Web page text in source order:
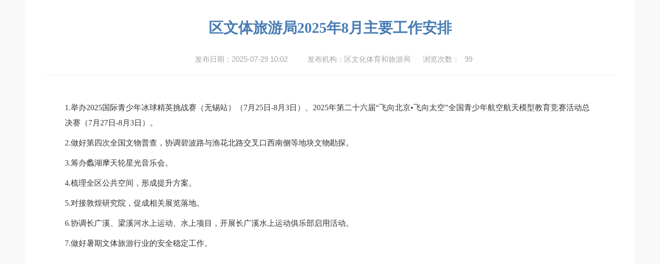
区文体旅游局2025年8月主要工作安排
发布日期：2025-07-29 10:02 发布机构：区文化体育和旅游局 浏览次数： 99
1.举办2025国际青少年冰球精英挑战赛（无锡站）（7月 25日 -8月 3日）、2025年第二十六届“飞向北京•飞向太空”全国青少年航空航天模型教育竞赛活动总
决赛（7月 27日 -8月 3日）。
2.做好第四次全国文物普查 ，协调碧波路与渔花北路交叉口西南侧等地块文物勘探。
3.筹办蠡湖摩天轮星光音乐会。
4.梳理全区公共空间，形成提升方案。
5.对接敦煌研究院，促成相关展览落地。
6.协调长广溪、梁溪河水上运动、水上项目，开展长广溪水上运动俱乐部启用活动。
7.做好暑期文体旅游行业的安全稳定工作。